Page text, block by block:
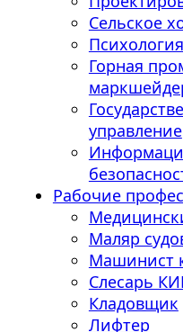
Сельское
Психология
Горная
управление
Рабочие
Маляр
Машинист
Слесарь
Кладовщик
Лифтер